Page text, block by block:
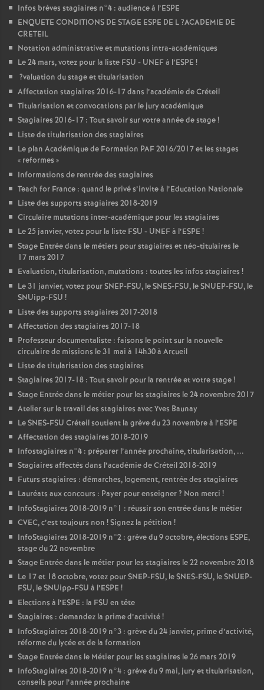
Infos brèves stagiaires n°4 : audience à l’ESPE
ENQUETE CONDITIONS DE STAGE ESPE DE L?ACADEMIE DE
CRETEIL
Notation administrative et mutations intra-académiques
Le 24 mars, votez pour la liste FSU - UNEFà l’ESPE !
?valuation du stage et titularisation
Affectation stagiaires 2016-17 dans l’académie de Créteil
Titularisation et convocations par le jury académique
Stagiaires 2016-17 : Tout savoir sur votre année de stage!
Liste de titularisation des stagiaires
Le plan Académique de Formation PAF2016/2017 et les stages
« reformes »
Informations de rentrée des stagiaires
Teach for France : quand le privé s’invite à l’Education Nationale
Liste des supports stagiaires 2018-2019
Circulaire mutations inter-académique pour les stagiaires
Le 25 janvier, votez pour la liste FSU - UNEFà l’ESPE !
Stage Entrée dans le métiers pour stagiaires et néo-titulaires le
17 mars 2017
Evaluation, titularisation, mutations : toutes les infos stagiaires !
Le 31 janvier, votez pourSNEP-FSU, leSNES-FSU, leSNUEP-FSU, le
SNUipp-FSU !
Liste des supports stagiaires 2017-2018
Affectation des stagiaires 2017-18
Professeur documentaliste : faisons le point sur la nouvelle
circulaire de missions le 31 mai à 14h30 à Arcueil
Liste de titularisation des stagiaires
Stagiaires 2017-18 : Tout savoir pour la rentrée et votre stage!
Stage Entrée dans le métier pour les stagiaires le 24 novembre 2017
Atelier sur le travail des stagiaires avec Yves Baunay
LeSNES-FSU Créteil soutient la grève du 23 novembre à l’ESPE
Affectation des stagiaires 2018-2019
Infostagiaires n°4 : préparer l’année prochaine, titularisation, ...
Stagiaires affectés dans l’académie de Créteil 2018-2019
Futurs stagiaires : démarches, logement, rentrée des stagiaires
Lauréats aux concours : Payer pour enseigner? Non merci !
InfoStagiaires 2018-2019 n°1 : réussir son entrée dans le métier
CVEC, c’est toujours non ! Signez la pétition !
InfoStagiaires 2018-2019 n°2 : grève du 9 octobre, élections ESPE,
stage du 22 novembre
Stage Entrée dans le métier pour les stagiaires le 22 novembre 2018
Le 17 et 18 octobre, votez pourSNEP-FSU, leSNES-FSU, leSNUEP-
FSU, le SNUipp-FSU à l’ESPE !
Elections à l’ESPE : la FSU en tête
Stagiaires : demandez la prime d’activité!
InfoStagiaires 2018-2019 n°3 : grève du 24 janvier, prime d’activité,
réforme du lycée et de la formation
Stage Entrée dans le Métier pour les stagiaires le 26 mars 2019
InfoStagiaires 2018-2019 n°4 : grève du 9 mai, jury et titularisation,
conseils pour l’année prochaine